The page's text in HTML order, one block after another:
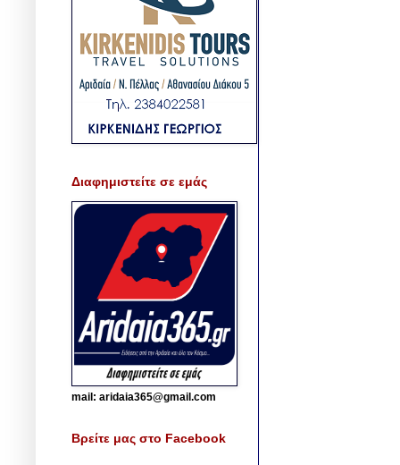
Διαφημιστείτε σε εμάς
mail: aridaia365@gmail.com
Βρείτε μας στο Facebook